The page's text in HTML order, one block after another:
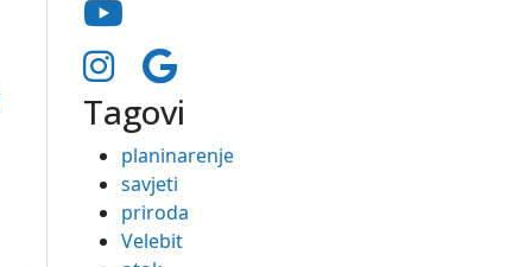
Tagovi
planinarenje
savjeti
priroda
Velebit